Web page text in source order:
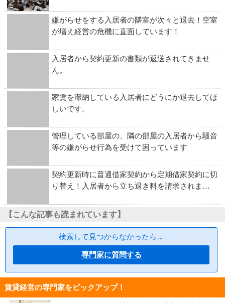
嫌がらせをする入居者の隣室が次々と退去！空室
が増え経営の危機に直面しています！
入居者から契約更新の書類が返送されてきませ
ん。
家賃を滞納している入居者にどうにか退去してほ
しいです。
管理している部屋の、隣の部屋の入居者から騒音
等の嫌がらせ行為を受けて困っています
契約更新時に普通借家契約から定期借家契約に切
り替え！入居者から立ち退き料を請求されま…
【こんな記事も読まれています】
検索して見つからなかったら…
専門家に質問する
賃貸経営の専門家をピックアップ！